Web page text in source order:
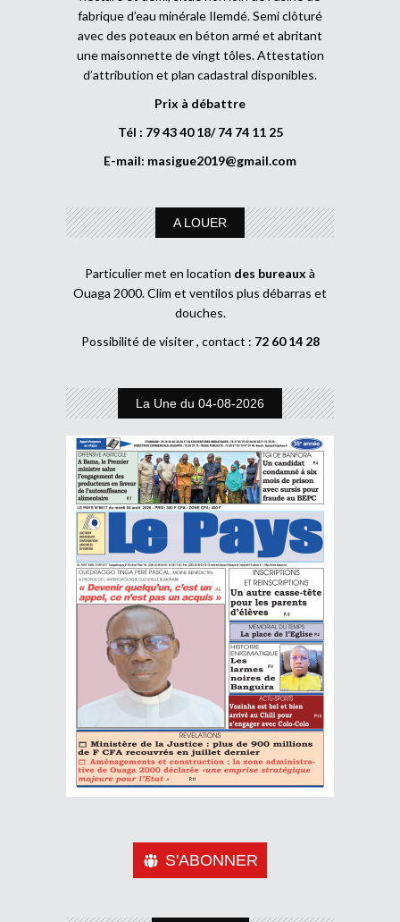
fabrique d’eau minérale Ilemdé. Semi clôturé
avec des poteaux en béton armé et abritant
une maisonnette de vingt tôles. Attestation
d’attribution et plan cadastral disponibles.
Prix à débattre
Tél : 79 43 40 18/ 74 74 11 25
E-mail: masigue2019@gmail.com
A LOUER
Particulier met en location des bureaux à
Ouaga 2000. Clim et ventilos plus débarras et
douches.
Possibilité de visiter , contact : 72 60 14 28
La Une du 04-08-2026
S'ABONNER